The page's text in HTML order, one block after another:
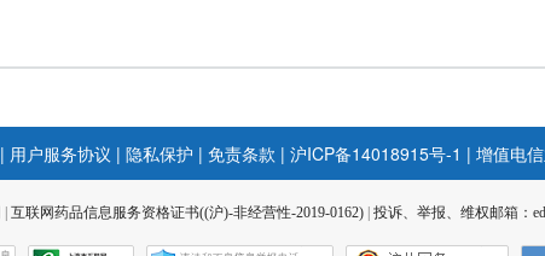
| 用户服务协议 | 隐私保护 | 免责条款 | 沪ICP备14018915号-1 | 增值电
互联网药品信息服务资格证书((沪)-非经营性-2019-0162) 投诉、举报、维权邮箱：